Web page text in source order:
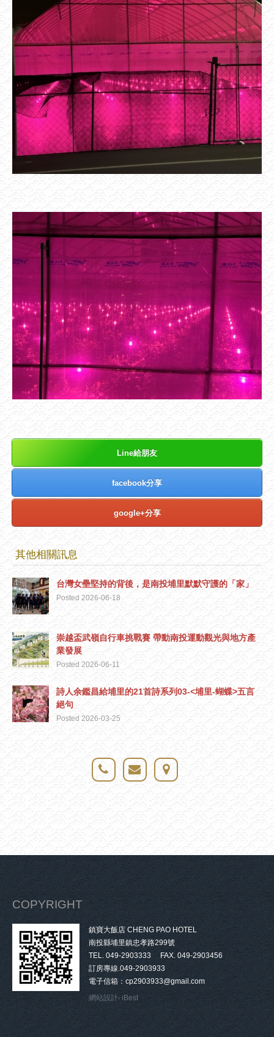
Line給朋友
facebook分享
google+分享
其他相關訊息
台灣女壘堅持的背後，是南投埔里默默守護的「家」
Posted 2026-06-18
崇越盃武嶺自行車挑戰賽 帶動南投運動觀光與地方產
業發展
Posted 2026-06-11
詩人余鑑昌給埔里的21首詩系列03-<埔里-蝴蝶>五言
絕句
Posted 2026-03-25
COPYRIGHT
鎮寶大飯店 CHENG PAO HOTEL
南投縣埔里鎮忠孝路299號
TEL. 049-2903333 FAX. 049-2903456
訂房專線.049-2903933
電子信箱：cp2903933@gmail.com
網站設計‧ iBest